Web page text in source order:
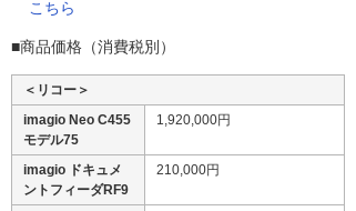
こちら
■商品価格（消費税別）
＜リコー＞
imagio Neo C455
モデル75
1,920,000円
imagio ドキュメ
ントフィーダRF9
210,000円